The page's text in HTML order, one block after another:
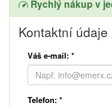
Rychlý nákup v
Kontaktní údaje
Váš e-mail: *
Telefon: *